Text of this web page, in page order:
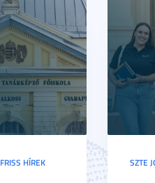
HÍREK SZTE